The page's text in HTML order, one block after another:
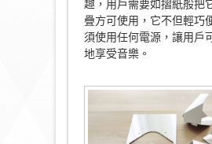
趣，用戶需要如摺紙般把
疊方可使用，它不但輕巧
須使用任何電源，讓用戶
地享受音樂。